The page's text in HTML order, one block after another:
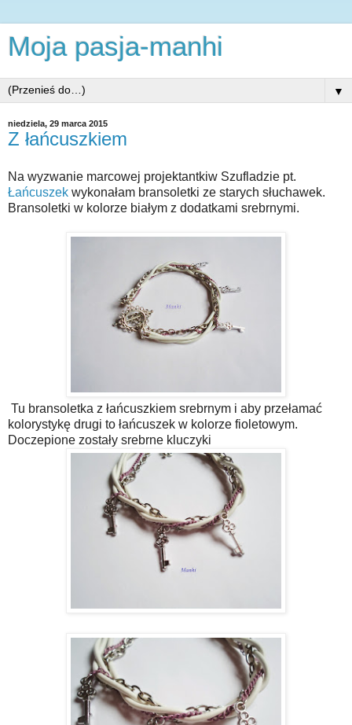
Moja pasja-manhi
▼
niedziela, 29 marca 2015
Z łańcuszkiem
Na wyzwanie marcowej projektantkiw Szufladzie pt.
Łańcuszek wykonałam bransoletki ze starych słuchawek.
Bransoletki w kolorze białym z dodatkami srebrnymi.
Tu bransoletka z łańcuszkiem srebrnym i aby przełamać
kolorystykę drugi to łańcuszek w kolorze fioletowym.
Doczepione zostały srebrne kluczyki